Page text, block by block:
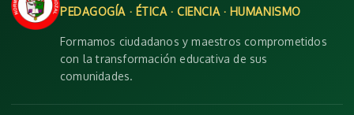
PEDAGOGÍA · ÉTICA · CIENCIA · HUMANISMO
Formamos ciudadanos y maestros comprometidos
con la transformación educativa de sus
comunidades.